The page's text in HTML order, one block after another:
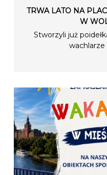
TRWA LATO NA
W
Stworzyli już
wachlarze